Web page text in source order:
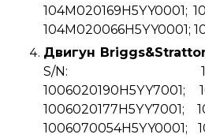
104M020169H5YY0001;
104M020066H5YY0001;
Двигун
S/N:
1006020190H5YY7001;
1006020177H5YY7001;
1006070054H5YY0001;